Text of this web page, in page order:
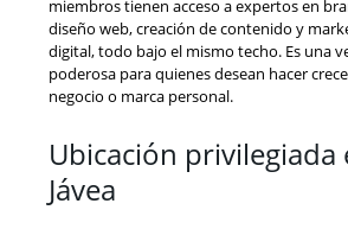
miembros tienen acceso a expertos en
diseño web, creación de contenido y
digital, todo bajo el mismo techo. Es una
poderosa para quienes desean hacer
negocio o marca personal.
Ubicación privilegiada
Jávea